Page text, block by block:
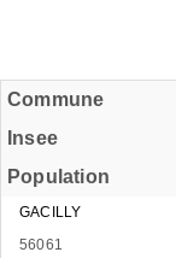
Commune
Insee
Population
GACILLY
56061